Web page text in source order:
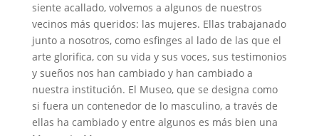
siente acallado, volvemos a algunos de nuestros
vecinos más queridos: las mujeres. Ellas trabajanado
junto a nosotros, como esfinges al lado de las que el
arte glorifica, con su vida y sus voces, sus testimonios
y sueños nos han cambiado y han cambiado a
nuestra institución. El Museo, que se designa como
si fuera un contenedor de lo masculino, a través de
ellas ha cambiado y entre algunos es más bien una